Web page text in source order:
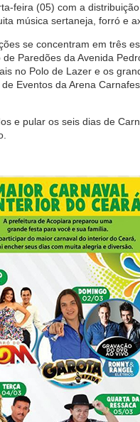
feira (05) com a
música sertaneja, forró e
se concentram em três
de Paredões da Avenida
no Polo de Lazer e os
de Eventos da Arena
e pular os seis dias de